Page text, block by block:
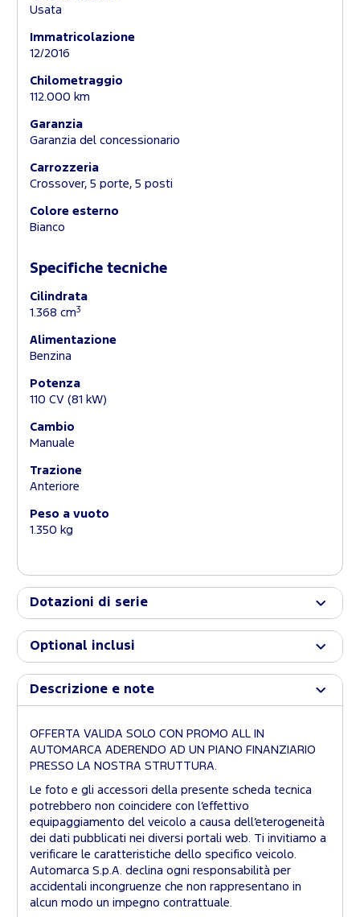
Usata
Immatricolazione
12/2016
Chilometraggio
112.000 km
Garanzia
Garanzia del concessionario
Carrozzeria
Crossover, 5 porte, 5 posti
Colore esterno
Bianco
Specifiche tecniche
Cilindrata
1.368 cm 3
Alimentazione
Benzina
Potenza
110 CV (81 kW)
Cambio
Manuale
Trazione
Anteriore
Peso a vuoto
1.350 kg
Dotazioni di serie
Optional inclusi
Descrizione e note
OFFERTA VALIDA SOLO CON PROMO ALL IN
AUTOMARCA ADERENDO AD UN PIANO FINANZIARIO
PRESSO LA NOSTRA STRUTTURA.
Le foto e gli accessori della presente scheda tecnica
potrebbero non coincidere con l’effettivo
equipaggiamento del veicolo a causa dell’eterogeneità
dei dati pubblicati nei diversi portali web. Ti invitiamo a
verificare le caratteristiche dello specifico veicolo.
Automarca S.p.A. declina ogni responsabilità per
accidentali incongruenze che non rappresentano in
alcun modo un impegno contrattuale.